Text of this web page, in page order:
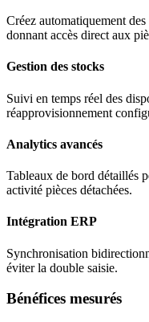
Créez automatiquement
donnant accès direct aux
Gestion des stocks
Suivi en temps réel des
réapprovisionnement
Analytics avancés
Tableaux de bord détaillés
activité pièces détachées.
Intégration ERP
Synchronisation
éviter la double saisie.
Bénéfices mesurés